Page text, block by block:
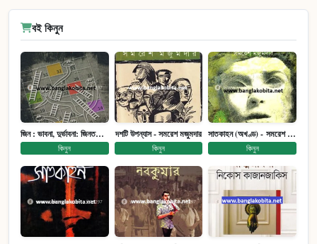
বই কিনুন
জিন : ভাবনা, দুর্ভাবনা: জিনতত্ত্ব সমাজ ইতিহাস (পেপারব্যাক)
কিনুন
দশটি উপন্যাস - সমরেশ মজুমদার
কিনুন
সাতকাহন (অখণ্ড) - সমরেশ মজুমদার
কিনুন